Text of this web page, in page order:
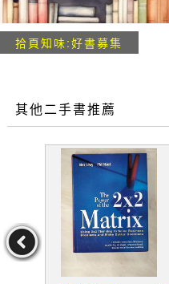
拾頁知味:好書募集
其他二手書推薦